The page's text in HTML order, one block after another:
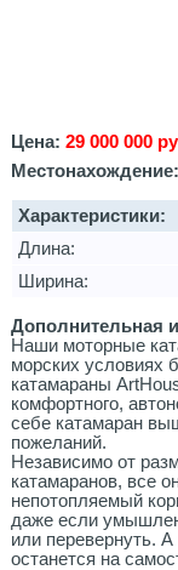
Цена:29 000 000
Местонахождение:
Характеристики:
Длина:
Ширина:
Дополнительная
Наши моторные
морских условиях
катамараны
комфортного,
себе катамаран
пожеланий.
Независимо от
катамаранов, все
непотопляемый
даже если
или перевернуть.
останется на